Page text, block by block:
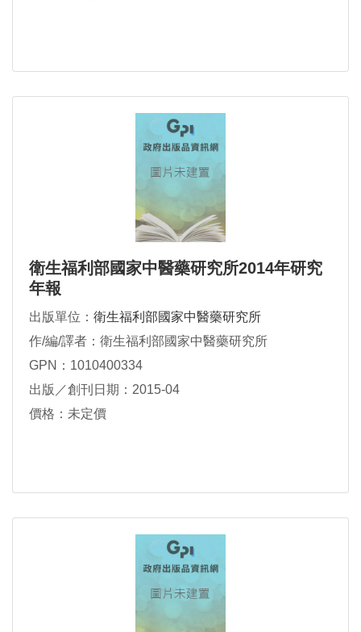
衛生福利部國家中醫藥研究所2014年研究
年報
出版單位： 衛生福利部國家中醫藥研究所
作/編/譯者：衛生福利部國家中醫藥研究所
GPN：1010400334
出版／創刊日期：2015-04
價格：未定價